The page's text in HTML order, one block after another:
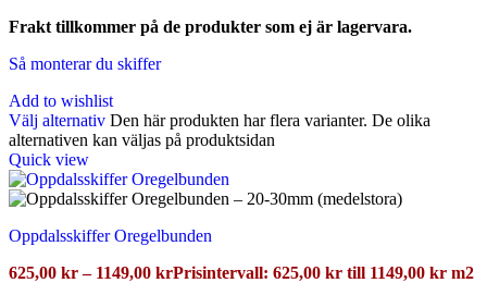
Frakt tillkommer på de produkter som ej är lagervara.
Så monterar du skiffer
Add to wishlist
Välj alternativ Den här produkten har flera varianter. De olika
alternativen kan väljas på produktsidan
Quick view
Oppdalsskiffer Oregelbunden
625,00 kr – 1149,00 krPrisintervall: 625,00 kr till 1149,00 kr m2